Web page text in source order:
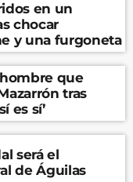
en un
chocar
y una furgoneta
que
tras
es sí’
será el
de Águilas